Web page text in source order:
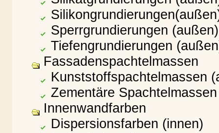
Sperrgrundierungen (außen)
Tiefengrundierungen
Fassadenspachtelmassen
Kunststoffspachtelmassen
Zementäre
Innenwandfarben
Dispersionsfarben (innen)